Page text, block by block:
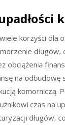
korzyści dla
długów,
obciążenia
na
komorniczą.
czas na
długów,